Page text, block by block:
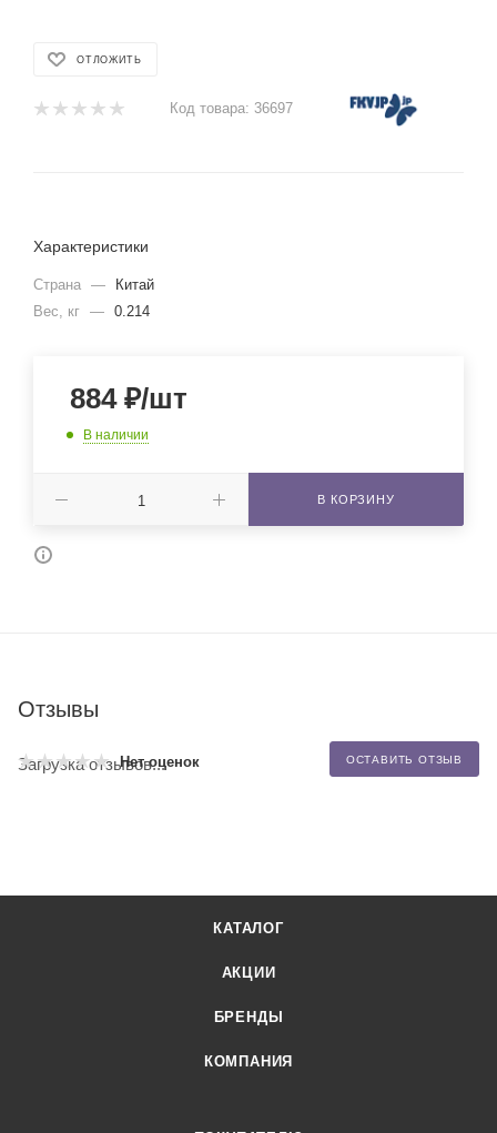
ОТЛОЖИТЬ
Код товара: 36697
Характеристики
Страна —
Китай
Вес, кг — 0.214
884₽/шт
В наличии
В КОРЗИНУ
Отзывы
Нет оценок ОСТАВИТЬ ОТЗЫВ
Загрузка отзывов...
КАТАЛОГ
АКЦИИ
БРЕНДЫ
КОМПАНИЯ